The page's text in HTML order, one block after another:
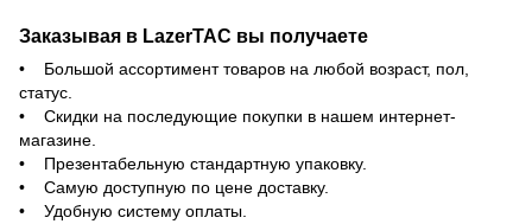
Заказывая в LazerTAC вы получаете
• Большой ассортимент товаров на любой возраст, пол,
статус.
• Скидки на последующие покупки в нашем интернет-
магазине.
• Презентабельную стандартную упаковку.
• Самую доступную по цене доставку.
• Удобную систему оплаты.